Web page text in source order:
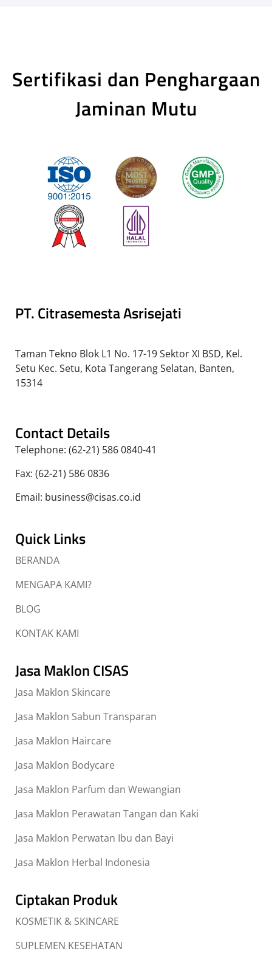
Sertifikasi dan Penghargaan
Jaminan Mutu
PT. Citrasemesta Asrisejati
Taman Tekno Blok L1 No. 17-19 Sektor XI BSD, Kel.
Setu Kec. Setu, Kota Tangerang Selatan, Banten,
15314
Contact Details
Telephone: (62-21) 586 0840-41
Fax: (62-21) 586 0836
Email: business@cisas.co.id
Quick Links
BERANDA
MENGAPA KAMI?
BLOG
KONTAK KAMI
Jasa Maklon CISAS
Jasa Maklon Skincare
Jasa Maklon Sabun Transparan
Jasa Maklon Haircare
Jasa Maklon Bodycare
Jasa Maklon Parfum dan Wewangian
Jasa Maklon Perawatan Tangan dan Kaki
Jasa Maklon Perwatan Ibu dan Bayi
Jasa Maklon Herbal Indonesia
Ciptakan Produk
KOSMETIK & SKINCARE
SUPLEMEN KESEHATAN